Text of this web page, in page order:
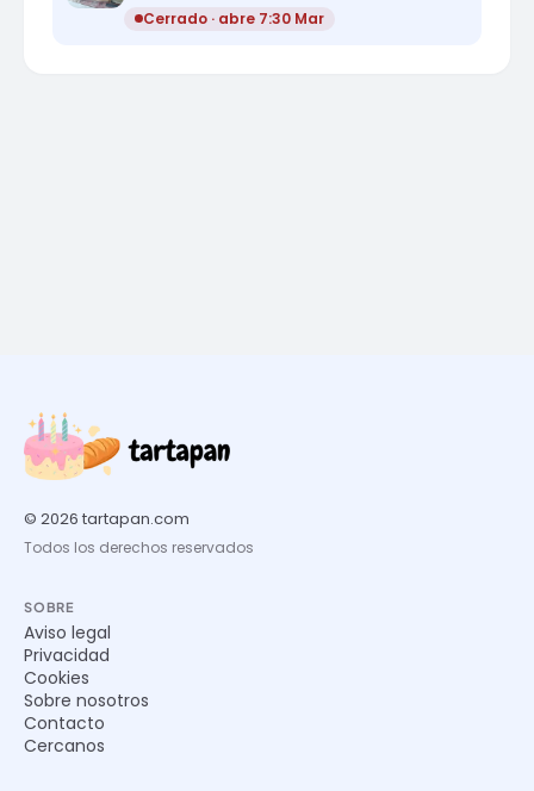
Cerrado · abre 7:30 Mar
© 2026 tartapan.com
Todos los derechos reservados
SOBRE
Aviso legal
Privacidad
Cookies
Sobre nosotros
Contacto
Cercanos